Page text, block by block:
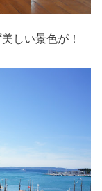
美しい景色が！